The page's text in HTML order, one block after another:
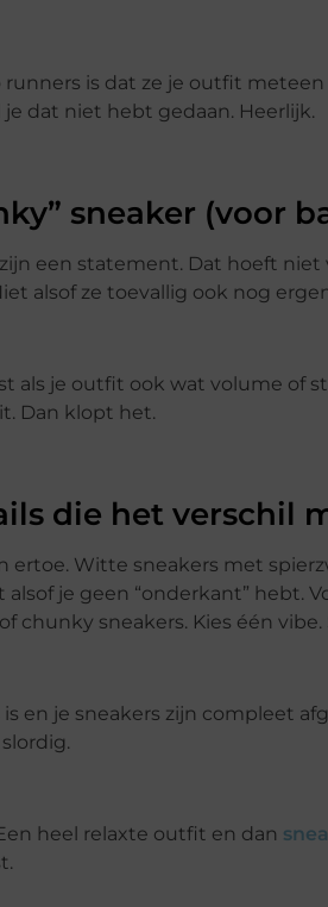
is dat ze je outfit
je dat niet hebt gedaan. Heerlijk.
sneaker (voor
een statement. Dat hoeft
alsof ze toevallig ook nog
als je outfit ook wat volume of
Dan klopt het.
die het verschil
ertoe. Witte sneakers met
je geen “onderkant” hebt.
chunky sneakers. Kies één
en je sneakers zijn compleet
heel relaxte outfit en dan